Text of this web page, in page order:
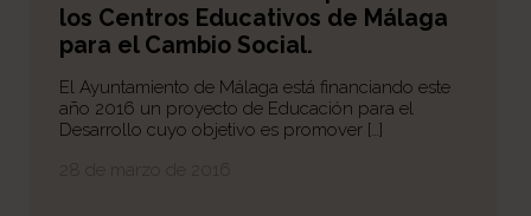
los Centros Educativos de Málaga
para el Cambio Social.
El Ayuntamiento de Málaga está financiando este
año 2016 un proyecto de Educación para el
Desarrollo cuyo objetivo es promover […]
28 de marzo de 2016